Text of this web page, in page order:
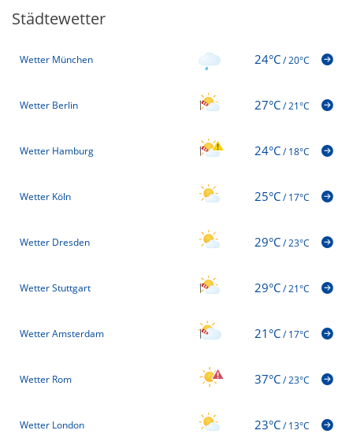
Städtewetter
Wetter München 24°C/20°C
Wetter Berlin 27°C/21°C
Wetter Hamburg 24°C/18°C
Wetter Köln 25°C/17°C
Wetter Dresden 29°C/23°C
Wetter Stuttgart 29°C/21°C
Wetter Amsterdam 21°C/17°C
Wetter Rom 37°C/23°C
Wetter London 23°C/13°C